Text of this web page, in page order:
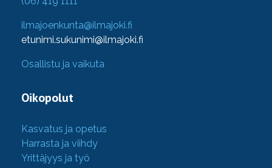
ilmajoenkunta@ilmajoki.fi
etunimi.sukunimi@ilmajoki.fi
Osallistu ja vaikuta
Oikopolut
Kasvatus ja opetus
Harrasta ja viihdy
Yrittäjyys ja työ